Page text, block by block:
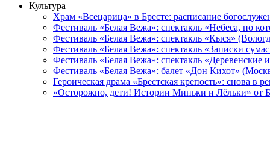
Культура
Храм «Всецарица» в Бресте: расписание
Фестиваль «Белая Вежа»: спектакль «Небеса, по
Фестиваль «Белая Вежа»: спектакль «Кыся»
Фестиваль «Белая Вежа»: спектакль «Записки
Фестиваль «Белая Вежа»: спектакль «Деревенские
Фестиваль «Белая Вежа»: балет «Дон Кихот»
Героическая драма «Брестская крепость»: снова в
«Осторожно, дети! Истории Миньки и Лёльки» от